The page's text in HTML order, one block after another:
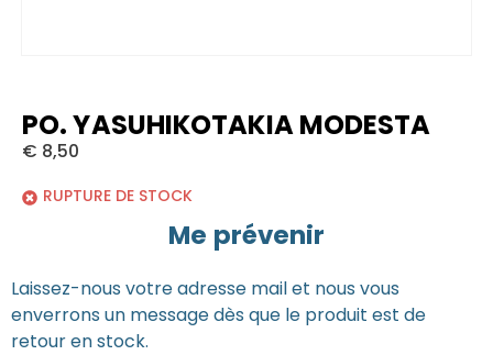
PO. YASUHIKOTAKIA MODESTA
€ 8,50
RUPTURE DE STOCK
Me prévenir
Laissez-nous votre adresse mail et nous vous
enverrons un message dès que le produit est de
retour en stock.